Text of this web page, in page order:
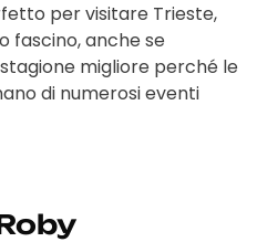
per visitare Trieste,
fascino, anche se
migliore perché le
di numerosi eventi